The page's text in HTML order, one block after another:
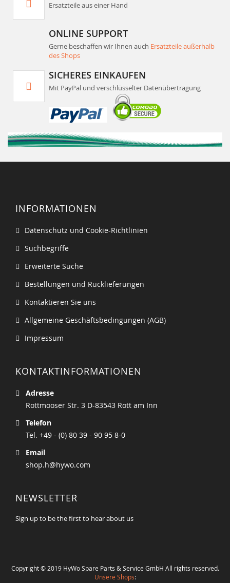
Ersatzteile aus einer Hand
ONLINE SUPPORT
Gerne beschaffen wir Ihnen auch Ersatzteile außerhalb
des Shops
SICHERES EINKAUFEN
Mit PayPal und verschlüsselter Datenübertragung
INFORMATIONEN
Datenschutz und Cookie-Richtlinien
Suchbegriffe
Erweiterte Suche
Bestellungen und Rücklieferungen
Kontaktieren Sie uns
Allgemeine Geschäftsbedingungen (AGB)
Impressum
KONTAKTINFORMATIONEN
Adresse
Rottmooser Str. 3 D-83543 Rott am Inn
Telefon
Tel. +49 - (0) 80 39 - 90 95 8-0
Email
shop.h@hywo.com
NEWSLETTER
Sign up to be the first to hear about us
Copyright © 2019 HyWo Spare Parts & Service GmbH All rights reserved.
Unsere Shops: